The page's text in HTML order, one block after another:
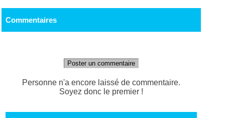
Commentaires
Poster un commentaire
Personne n'a encore laissé de commentaire.
Soyez donc le premier !